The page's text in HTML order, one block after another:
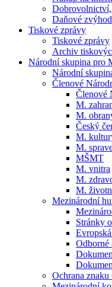
Daňové
Tiskové zprávy
Tiskové zprávy
Archiv
Národní skupina pro
Národní
Členové
Členové
M.
M.
Český
M.
M.
MŠMT
M. vnitra
M.
M.
Mezinárodní
Stránky
Odborné
Ochrana